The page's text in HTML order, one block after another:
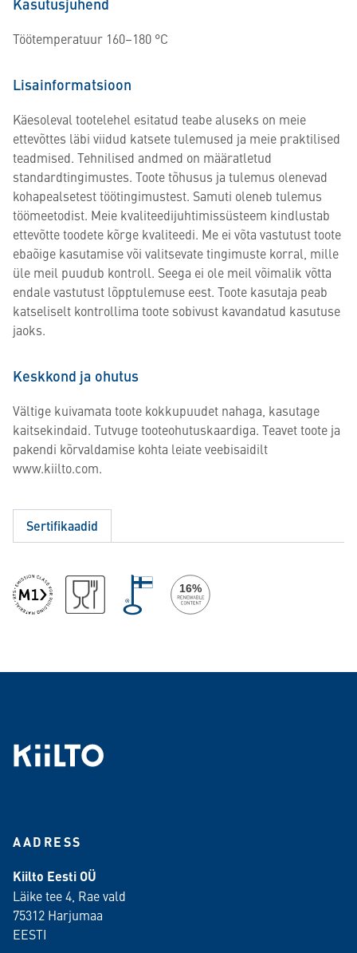
Töötemperatuur 160–180 °C
Lisainformatsioon
Käesoleval tootelehel esitatud teabe aluseks on meie
ettevõttes läbi viidud katsete tulemused ja meie praktilised
teadmised. Tehnilised andmed on määratletud
standardtingimustes. Toote tõhusus ja tulemus olenevad
kohapealsetest töötingimustest. Samuti oleneb tulemus
töömeetodist. Meie kvaliteedijuhtimissüsteem kindlustab
ettevõtte toodete kõrge kvaliteedi. Me ei võta vastutust toote
ebaõige kasutamise või valitsevate tingimuste korral, mille
üle meil puudub kontroll. Seega ei ole meil võimalik võtta
endale vastutust lõpptulemuse eest. Toote kasutaja peab
katseliselt kontrollima toote sobivust kavandatud kasutuse
jaoks.
Keskkond ja ohutus
Vältige kuivamata toote kokkupuudet nahaga, kasutage
kaitsekindaid. Tutvuge tooteohutuskaardiga. Teavet toote ja
pakendi kõrvaldamise kohta leiate veebisaidilt
www.kiilto.com.
Sertifikaadid
AADRESS
Kiilto Eesti OÜ
Läike tee 4, Rae vald
75312 Harjumaa
EESTI